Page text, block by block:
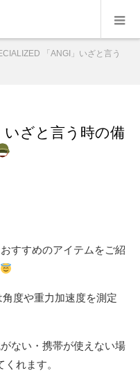
「ANGI」いざと言う
いざと言う時の備
すすめのアイテムをご紹
度や重力加速度を測定
ない・携帯が使えない場
れます。